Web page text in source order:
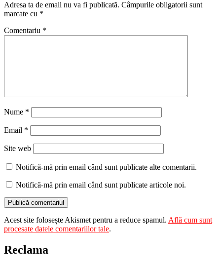
Adresa ta de email nu va fi publicată. Câmpurile obligatorii sunt
marcate cu *
Comentariu *
Nume *
Email *
Site web
Notifică-mă prin email când sunt publicate alte comentarii.
Notifică-mă prin email când sunt publicate articole noi.
Acest site folosește Akismet pentru a reduce spamul. Află cum sunt
procesate datele comentariilor tale.
Reclama